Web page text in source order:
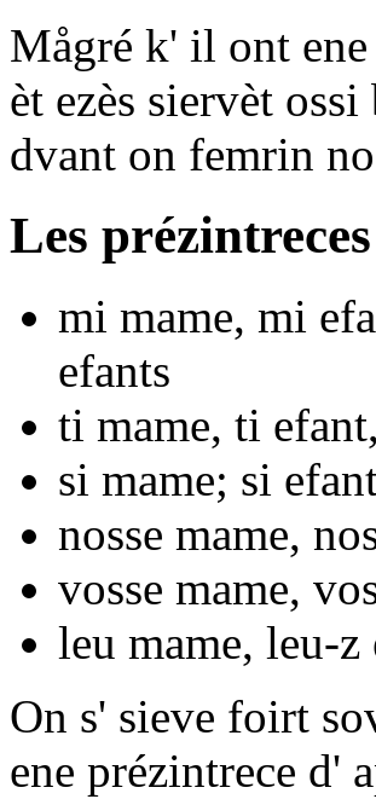
Mågré k' il ont ene
èt ezès siervèt
dvant on femrin
Les
mi mame, mi
efants
ti mame, ti
si mame; si
nosse mame,
vosse mame,
leu mame, leu-z
On s' sieve foirt
ene prézintrece d'